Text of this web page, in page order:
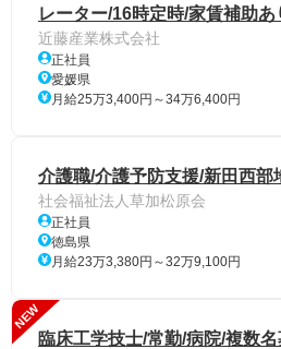
レーター/16時定時/家賃補助あ
近藤産業株式会社
正社員
愛媛県
月給25万3,400円～34万6,400円
介護職/介護予防支援/新田西部
社会福祉法人草加松原会
正社員
徳島県
月給23万3,380円～32万9,100円
NEW
臨床工学技士/常勤/病院/複数